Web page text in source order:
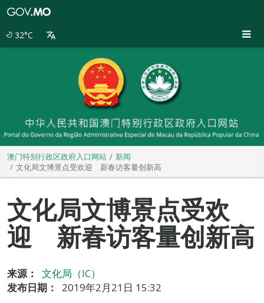
32°C
澳门特别行政区政府入口网站
新闻
文化局文博景点受欢迎 新春访客量创新高
文化局文博景点受欢
迎 新春访客量创新高
来源：
文化局（IC）
发布日期：
2019年2月21日 15:32